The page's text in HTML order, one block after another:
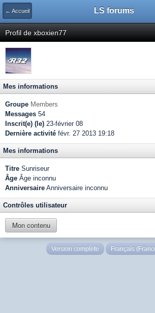
← Accueil LS forums
Profil de xboxien77
Mes informations
Groupe Members
Messages 54
Inscrit(e) (le) 23-février 08
Dernière activité févr. 27 2013 19:18
Mes informations
Titre Sunriseur
Âge Âge inconnu
Anniversaire Anniversaire inconnu
Contrôles utilisateur
Mon contenu
Version complète Français